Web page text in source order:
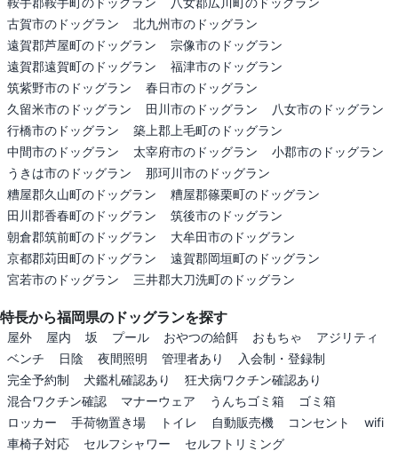
古賀市のドッグラン
北九州市のドッグラン
遠賀郡芦屋町のドッグラン
宗像市のドッグラン
遠賀郡遠賀町のドッグラン
福津市のドッグラン
筑紫野市のドッグラン
春日市のドッグラン
久留米市のドッグラン
田川市のドッグラン
八女市のドッグラン
行橋市のドッグラン
築上郡上毛町のドッグラン
中間市のドッグラン
太宰府市のドッグラン
小郡市のドッグラン
うきは市のドッグラン
那珂川市のドッグラン
糟屋郡久山町のドッグラン
糟屋郡篠栗町のドッグラン
田川郡香春町のドッグラン
筑後市のドッグラン
朝倉郡筑前町のドッグラン
大牟田市のドッグラン
京都郡苅田町のドッグラン
遠賀郡岡垣町のドッグラン
宮若市のドッグラン
三井郡大刀洗町のドッグラン
特長から福岡県のドッグランを探す
屋外 屋内 坂 プール おやつの給餌 おもちゃ
アジリティ
ベンチ
日陰 夜間照明 管理者あり
入会制・登録制
完全予約制
犬鑑札確認あり
狂犬病ワクチン確認あり
混合ワクチン確認
マナーウェア うんちゴミ箱
ゴミ箱
ロッカー
手荷物置き場 トイレ 自動販売機 コンセント
wifi
車椅子対応
セルフシャワー セルフトリミング